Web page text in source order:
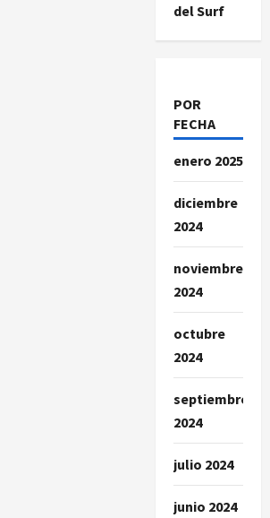
del Surf
POR
FECHA
enero 2025
diciembre
2024
noviembre
2024
octubre
2024
septiembre
2024
julio 2024
junio 2024